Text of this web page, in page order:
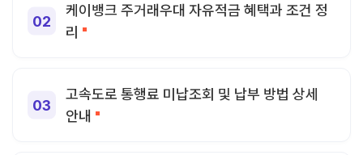
케이뱅크 주거래우대 자유적금 혜택과 조건 정
리
고속도로 통행료 미납조회 및 납부 방법 상세
안내